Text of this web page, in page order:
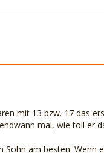
mit 13 bzw. 17 das
mal, wie toll er
Sohn am besten. Wenn